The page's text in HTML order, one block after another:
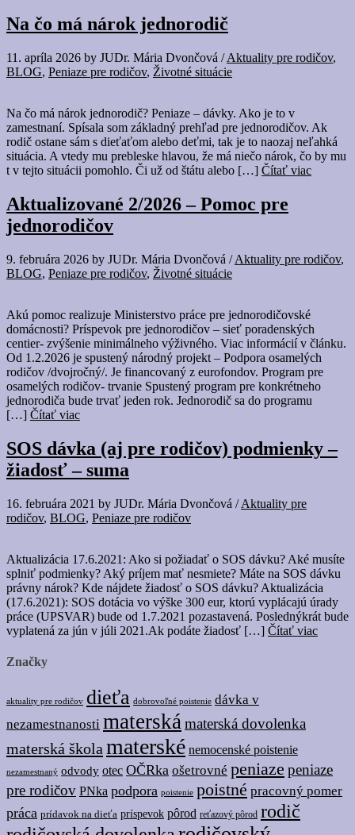
Na čo má nárok jednorodič
11. apríla 2026 by JUDr. Mária Dvončová /Aktuality pre rodičov,
BLOG, Peniaze pre rodičov, Životné situácie
Na čo má nárok jednorodič? Peniaze – dávky. Ako je to v
zamestnaní. Spísala som základný prehľad pre jednorodičov. Ak
rodič ostane sám s dieťaťom alebo deťmi, tak je to naozaj neľahká
situácia. A vtedy mu prebleske hlavou, že má niečo nárok, čo by mu
t v tejto situácii pomohlo. Či už od štátu alebo […] Čítať viac
Aktualizované 2/2026 – Pomoc pre
jednorodičov
9. februára 2026 by JUDr. Mária Dvončová /Aktuality pre rodičov,
BLOG, Peniaze pre rodičov, Životné situácie
Akú pomoc realizuje Ministerstvo práce pre jednorodičovské
domácnosti? Príspevok pre jednorodičov – sieť poradenských
centier- zvýšenie minimálneho výživného. Viac informácií v článku.
Od 1.2.2026 je spustený národný projekt – Podpora osamelých
rodičov /dvojročný/. Je financovaný z eurofondov. Program pre
osamelých rodičov- trvanie Spustený program pre konkrétneho
jednorodiča bude trvať jeden rok. Jednorodič sa do programu
[…] Čítať viac
SOS dávka (aj pre rodičov) podmienky –
žiadosť – suma
16. februára 2021 by JUDr. Mária Dvončová /Aktuality pre
rodičov, BLOG, Peniaze pre rodičov
Aktualizácia 17.6.2021: Ako si požiadať o SOS dávku? Aké musíte
splniť podmienky? Aký príjem mať nesmiete? Máte na SOS dávku
právny nárok? Kde nájdete žiadosť o SOS dávku? Aktualizácia
(17.6.2021): SOS dotácia vo výške 300 eur, ktorú vyplácajú úrady
práce (UPSVAR) bude od 1.7.2021 pozastavená. Poslednýkrát bude
vyplatená za jún v júli 2021.Ak podáte žiadosť […] Čítať viac
Značky
aktuality pre rodičov dieťa dobrovoľné poistenie dávka v
nezamestnanosti materskámaterská dovolenka
materská škola materské nemocenské poistenie
nezamestnaný odvody otec OČRka ošetrovné peniaze peniaze
pre rodičov PNka podpora poistenie poistné pracovný pomer
práca prídavok na dieťa príspevok pôrod reťazový pôrod rodič